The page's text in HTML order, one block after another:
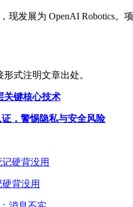
发展为 OpenAI Robotics
式注明文章出处。
关键核心技术
，警惕隐私与安全风险
背没用